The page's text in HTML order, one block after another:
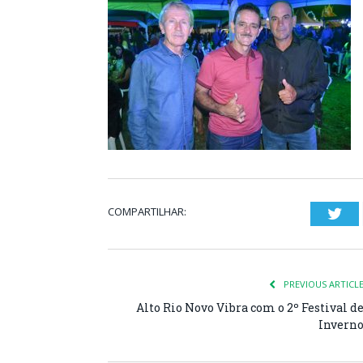
COMPARTILHAR:
PREVIOUS ARTICLE
Alto Rio Novo Vibra com o 2º Festival de
Inverno